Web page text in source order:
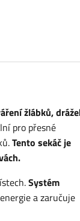
žlábků,
pro přesné
Tento sekáč je
Systém
a zaručuje